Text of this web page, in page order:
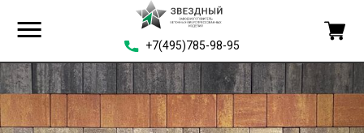
+7(495)785-98-95